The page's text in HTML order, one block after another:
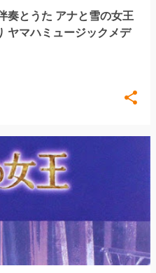
奏とうた アナと雪の女王
ヤマハミュージックメデ